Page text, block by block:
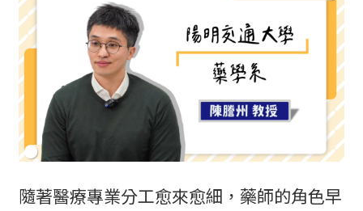
隨著醫療專業分工愈來愈細，藥師的角色早